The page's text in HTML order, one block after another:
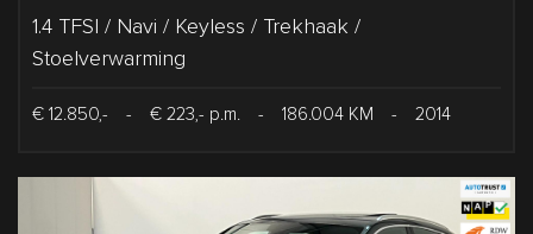
1.4 TFSI / Navi / Keyless / Trekhaak /
Stoelverwarming
€ 12.850,- - € 223,- p.m. - 186.004 KM - 2014